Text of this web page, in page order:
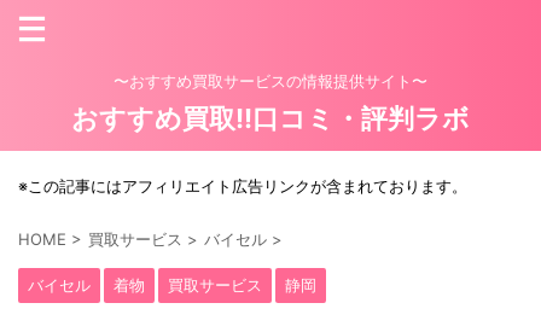
〜おすすめ買取サービスの情報提供サイト〜
おすすめ買取!!口コミ・評判ラボ
※この記事にはアフィリエイト広告リンクが含まれております。
HOME > 買取サービス > バイセル >
バイセル 着物 買取サービス 静岡